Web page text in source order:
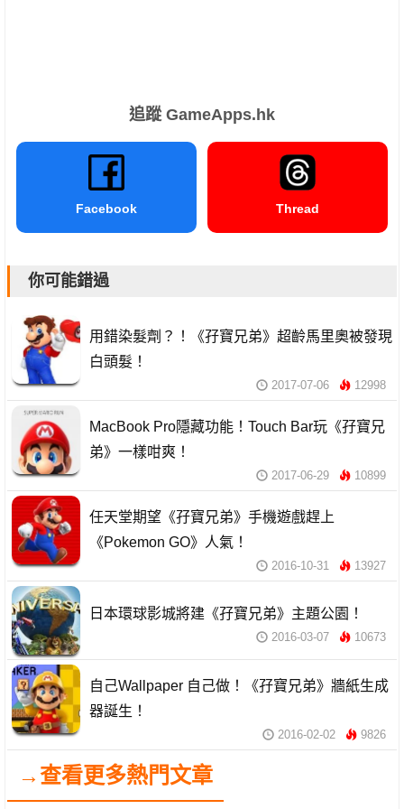
追蹤 GameApps.hk
Facebook Thread
你可能錯過
用錯染髮劑？！《孖寶兄弟》超齡馬里奧被發現
白頭髮！
2017-07-06 12998
MacBook Pro隱藏功能！Touch Bar玩《孖寶兄
弟》一樣咁爽！
2017-06-29 10899
任天堂期望《孖寶兄弟》手機遊戲趕上
《Pokemon GO》人氣！
2016-10-31 13927
日本環球影城將建《孖寶兄弟》主題公園！
2016-03-07 10673
自己Wallpaper 自己做！《孖寶兄弟》牆紙生成
器誕生！
2016-02-02 9826
→查看更多熱門文章